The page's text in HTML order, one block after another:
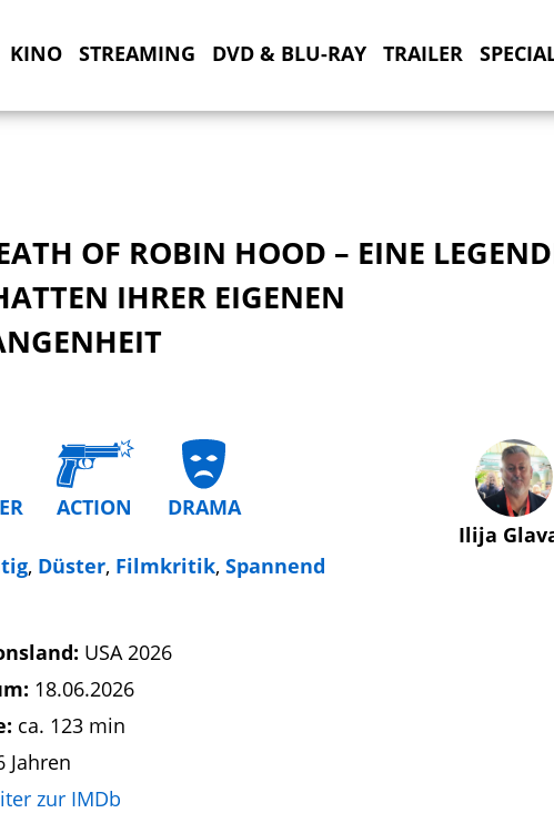
KINO STREAMING DVD & BLU-RAY TRAILER
OF ROBIN HOOD – EINE
IHRER EIGENEN
ACTION DRAMA
, Düster, Filmkritik, Spannend
Ilija
USA 2026
18.06.2026
ca. 123 min
Jahren
zur IMDb